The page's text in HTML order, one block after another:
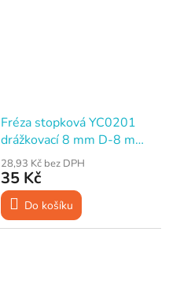
Fréza stopková YC0201
drážkovací 8 mm D-8 mm
H-19 mm
28,93 Kč bez DPH
35 Kč
Do košíku